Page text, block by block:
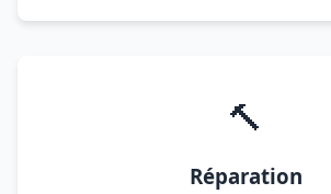
🔨
Réparation